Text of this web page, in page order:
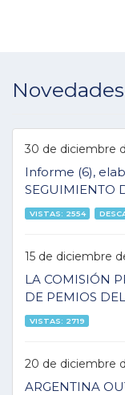
30 de diciembre
Informe (6),
SEGUIMIENTO
VISTAS: 2554
15 de diciembre
LA COMISIÓN
DE PEMIOS
VISTAS: 2719
20 de diciembre
ARGENTINA